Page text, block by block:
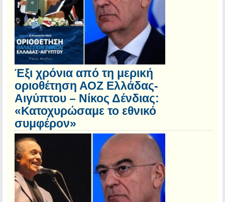
Έξι χρόνια από τη μερική
οριοθέτηση ΑΟΖ Ελλάδας-
Αιγύπτου – Νίκος Δένδιας:
«Κατοχυρώσαμε το εθνικό
συμφέρον»